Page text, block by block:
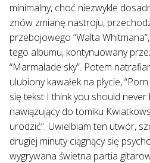
minimalny, choć niezwykle
znów zmianę nastroju,
przebojowego “Walta
tego albumu, kontynuowany
“Marmalade sky”. Potem
ulubiony kawałek na płycie,
się tekst I think you should
nawiązujący do tomiku
urodzić”. Uwielbiam ten utwór,
drugiej minuty ciągnący się
wygrywana świetna partia